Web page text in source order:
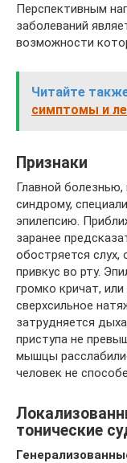
Перспективным
заболеваний
возможности
Читайте
симптомы и
Признаки
Главной
синдрому,
эпилепсию.
заранее
обостряется слух,
привкус во рту.
громко кричат,
сверхсильное
затрудняется
приступа не
мышцы
человек не
тонические